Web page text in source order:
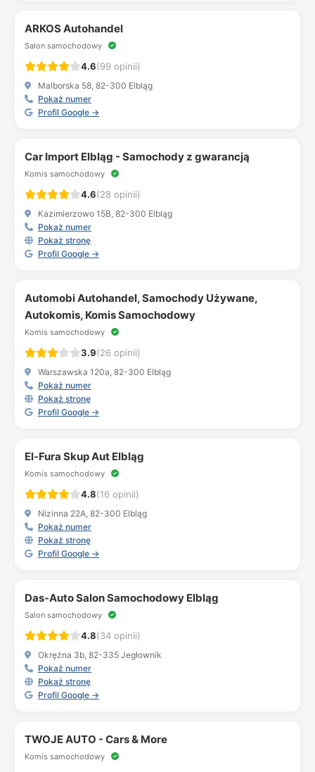
ARKOS Autohandel
Salon samochodowy
4.6(99 opinii)
Malborska 58, 82-300 Elbląg
Pokaż numer
Profil Google →
Car Import Elbląg - Samochody z gwarancją
Komis samochodowy
4.6(28 opinii)
Kazimierzowo 15B, 82-300 Elbląg
Pokaż numer
Pokaż stronę
Profil Google →
Automobi Autohandel, Samochody Używane,
Autokomis, Komis Samochodowy
Komis samochodowy
3.9(26 opinii)
Warszawska 120a, 82-300 Elbląg
Pokaż numer
Pokaż stronę
Profil Google →
El-Fura Skup Aut Elbląg
Komis samochodowy
4.8(16 opinii)
Nizinna 22A, 82-300 Elbląg
Pokaż numer
Pokaż stronę
Profil Google →
Das-Auto Salon Samochodowy Elbląg
Salon samochodowy
4.8(34 opinii)
Okrężna 3b, 82-335 Jegłownik
Pokaż numer
Pokaż stronę
Profil Google →
TWOJE AUTO - Cars & More
Komis samochodowy